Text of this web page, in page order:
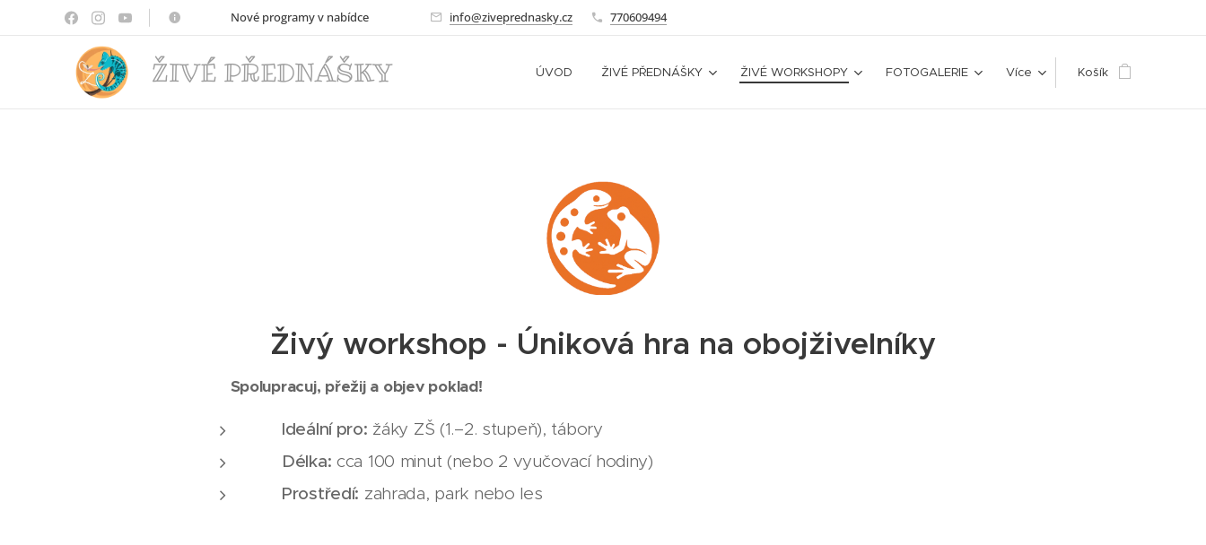
🦋🦗🐢Nové programy v nabídce🐍🐕‍🦺🐸 info@ziveprednasky.cz 770609494
ŽIVÉ PŘEDNÁŠKY ÚVOD ŽIVÉ PŘEDNÁŠKY ŽIVÉ WORKSHOPY FOTOGALERIE Více Košík
Živý workshop - Úniková hra na obojživelníky
Spolupracuj, přežij a objev poklad!
Ideální pro: žáky ZŠ (1.–2. stupeň), tábory
Délka: cca 100 minut (nebo 2 vyučovací hodiny)
Prostředí: zahrada, park nebo les